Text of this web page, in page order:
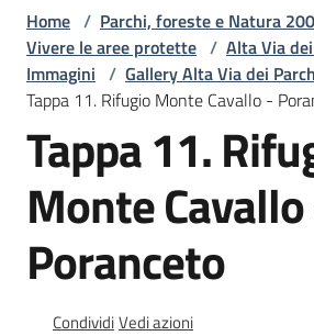
2000
Aree
Protette
Rete
Natura
2000
Home / Parchi, foreste e Natura
Vivere le aree protette / Alta Via
Immagini / Gallery Alta Via dei
Tappa 11. Rifugio Monte Cavallo -
Tappa 11.
Monte
Poranceto
CondividiVedi azioni